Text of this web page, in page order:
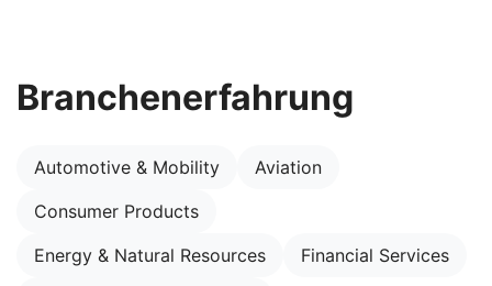
Branchenerfahrung
Automotive & Mobility
Aviation
Consumer Products
Energy & Natural Resources
Financial Services